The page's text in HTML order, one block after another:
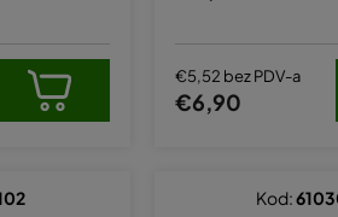
€5,52 bez PDV-a
€6,90
Kod: